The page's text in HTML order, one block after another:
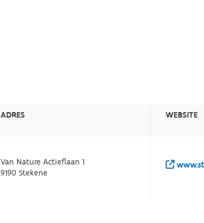
ADRES WEBSITE
Van Nature Actieflaan 1
9190 Stekene